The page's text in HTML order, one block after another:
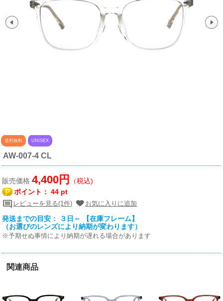
送料無料 UNISEX
AW-007-4 CL
販売価格4,400円
（税込)
ポイント：44 pt
レビューを見る(1件) お気に入りに追加
発送までの目安： ３日～ 【在庫フレーム】
（お選びのレンズにより納期が変わります）
※予期せぬ事情により納期が遅れる場合があります
関連商品